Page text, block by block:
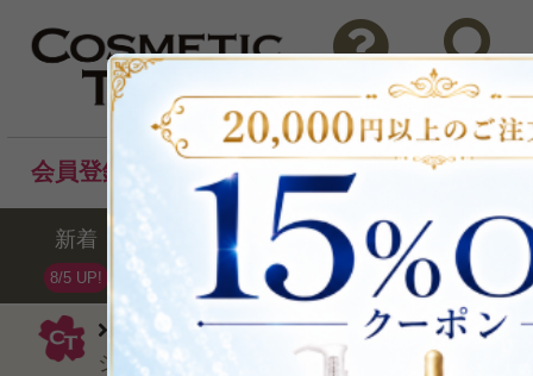
ダヴィネス 洗い流すタイプ
ナチュ
ショニング トリートメント＜ＲＮ＞ミニサ
問い合わせ 検索
会員登録後のお買い物でポイントプレゼント！
新着
8/5 UP!
セール ランキング ブ